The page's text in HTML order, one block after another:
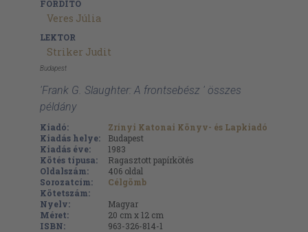
FORDÍTÓ
Veres Júlia
LEKTOR
Striker Judit
Budapest
'Frank G. Slaughter: A frontsebész ' összes
példány
Kiadó:
Zrínyi Katonai Könyv- és Lapkiadó
Kiadás helye:
Budapest
Kiadás éve:
1983
Kötés típusa:
Ragasztott papírkötés
Oldalszám:
406 oldal
Sorozatcím:
Célgömb
Kötetszám:
Nyelv:
Magyar
Méret:
20 cm x 12 cm
ISBN:
963-326-814-1